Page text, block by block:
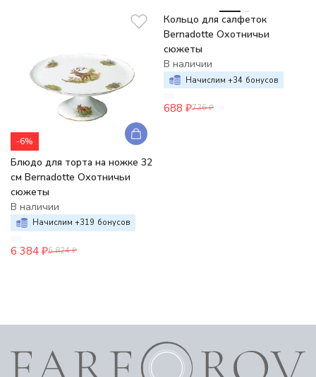
-6%
Блюдо для торта на ножке 32
см Bernadotte Охотничьи
сюжеты
В наличии
Начислим +319 бонусов
6 384 ₽6 824 ₽
Кольцо для салфеток
Bernadotte Охотничьи
сюжеты
В наличии
Начислим +34 бонусов
688 ₽736 ₽